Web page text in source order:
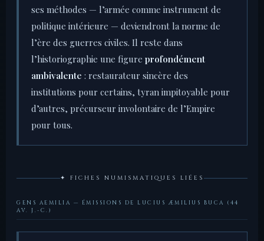
ses méthodes — l’armée comme instrument de
politique intérieure — deviendront la norme de
l’ère des guerres civiles. Il reste dans
l’historiographie une figure profondément
ambivalente : restaurateur sincère des
institutions pour certains, tyran impitoyable pour
d’autres, précurseur involontaire de l’Empire
pour tous.
✦ FICHES NUMISMATIQUES LIÉES
GENS AEMILIA — ÉMISSIONS DE LUCIUS ÆMILIUS BUCA (44
AV. J.-C.)